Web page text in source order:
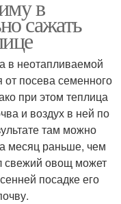
в
сажать
в неотапливаемой
от посева семенного
при этом теплица
и воздух в ней по
там можно
месяц раньше, чем
свежий овощ может
посадке его